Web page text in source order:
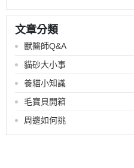
文章分類
獸醫師Q&A
貓砂大小事
養貓小知識
毛寶貝開箱
周邊如何挑